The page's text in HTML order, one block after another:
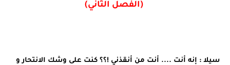
(الفصل الثاني)
سيلا : إنه أنت .... أنت من أنقذني !؟؟ كنت على وشك الانتحار و